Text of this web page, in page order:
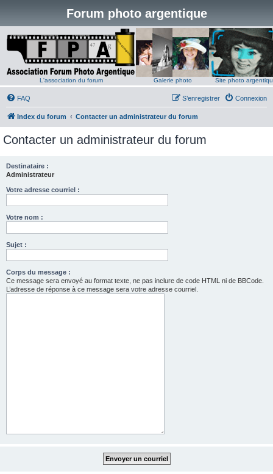
Forum photo argentique
L'association du forum Galerie photo Site photo
FAQ Connexion
S’enregistrer
Index du forum Contacter un administrateur du forum
Contacter un administrateur du forum
Destinataire :
Administrateur
Votre adresse courriel :
Votre nom :
Sujet :
Corps du message :
Ce message sera envoyé au format texte, ne pas inclure de code HTML ni de BBCode.
L’adresse de réponse à ce message sera votre adresse courriel.